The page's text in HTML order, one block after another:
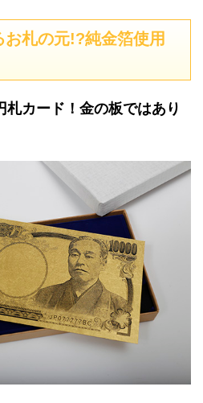
お札の元!?純金箔使用
札カード！金の板ではあり